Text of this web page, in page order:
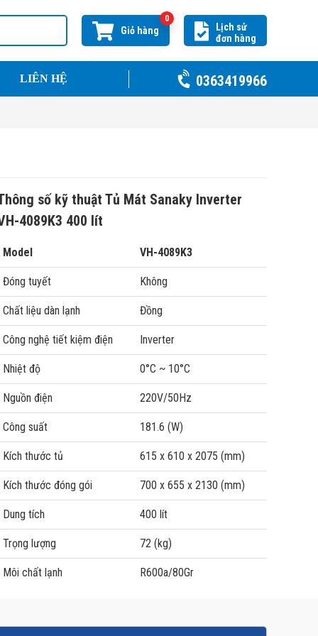
Giỏ hàng
0
Lịch sử
đơn hàng
LIÊN HỆ 0363419966
số kỹ thuật Tủ Mát Sanaky Inverter
4089K3 400 lít
Model VH-4089K3
Đóng tuyết Không
Chất liệu dàn lạnh Đồng
Công nghệ tiết kiệm điện Inverter
Nhiệt độ 0°C ~ 10°C
Nguồn điện 220V/50Hz
Công suất 181.6 (W)
Kích thước tủ 615 x 610 x 2075 (mm)
Kích thước đóng gói 700 x 655 x 2130 (mm)
Dung tích 400 lít
Trọng lượng 72 (kg)
Môi chất lạnh R600a/80Gr